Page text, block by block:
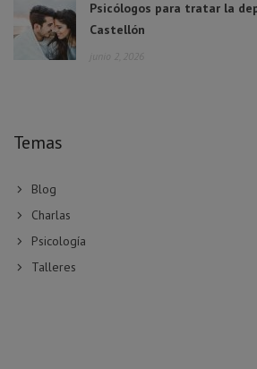
Psicólogos para tratar la
Castellón
junio 2, 2026
Temas
Blog
Charlas
Psicología
Talleres